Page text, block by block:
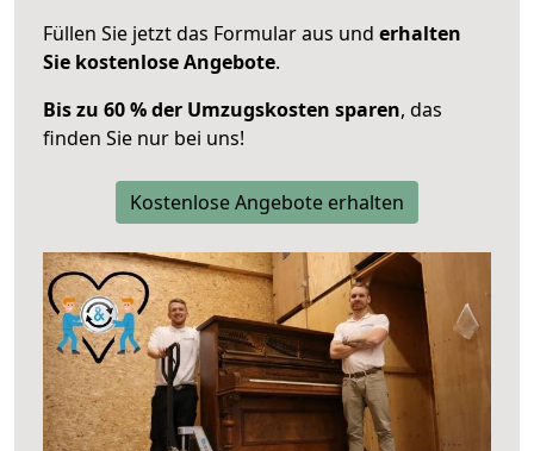
Füllen Sie jetzt das Formular aus und erhalten
Sie kostenlose Angebote.
Bis zu 60 % der Umzugskosten sparen, das
finden Sie nur bei uns!
Kostenlose Angebote erhalten